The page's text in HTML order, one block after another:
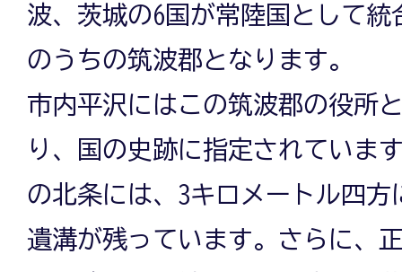
波、茨城の6国が常陸国として
のうちの筑波郡となります。
市内平沢にはこの筑波郡の役所
り、国の史跡に指定されていま
の北条には、3キロメートル四
遺溝が残っています。さらに、